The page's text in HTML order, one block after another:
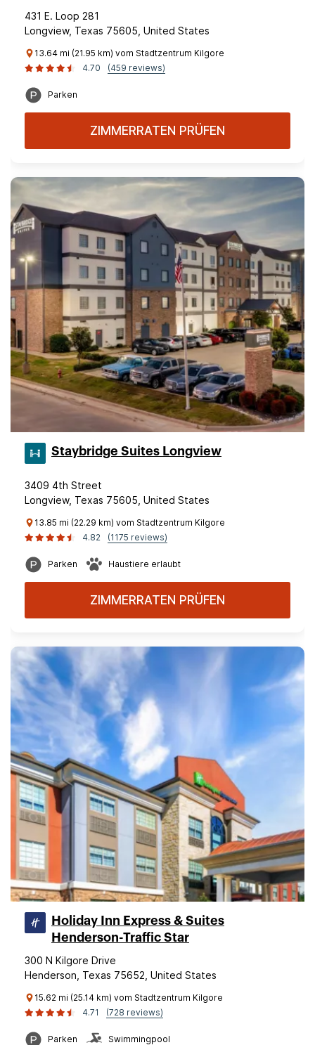
431 E. Loop 281
Longview, Texas 75605, United States
13.64 mi (21.95 km) vom Stadtzentrum Kilgore
4.70
(459 reviews)
Parken
ZIMMERRATEN PRÜFEN
Staybridge Suites Longview
3409 4th Street
Longview, Texas 75605, United States
13.85 mi (22.29 km) vom Stadtzentrum Kilgore
4.82
(1175 reviews)
Parken Haustiere erlaubt
ZIMMERRATEN PRÜFEN
Holiday Inn Express & Suites
Henderson-Traffic Star
300 N Kilgore Drive
Henderson, Texas 75652, United States
15.62 mi (25.14 km) vom Stadtzentrum Kilgore
4.71
(728 reviews)
Parken Swimmingpool